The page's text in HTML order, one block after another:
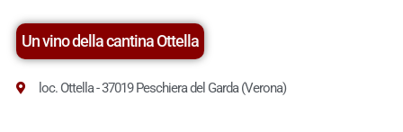
Un vino della cantina Ottella
loc. Ottella - 37019 Peschiera del Garda (Verona)